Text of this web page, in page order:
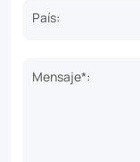
País:
Mensaje*: